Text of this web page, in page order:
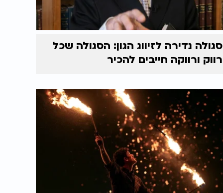
סגולה נדירה לזיווג הגון: הסגולה שכל
רווק ורווקה חייבים להכיר